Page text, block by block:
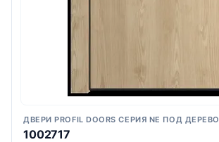
ДВЕРИ PROFIL DOORS СЕРИЯ NE ПОД ДЕРЕВО
1002717